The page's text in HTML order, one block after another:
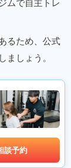
ムで自主トレ
るため、公式
しょう。
談予約